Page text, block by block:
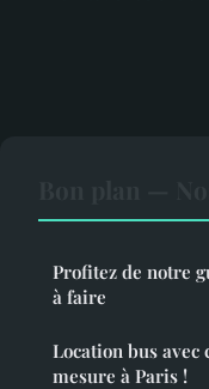
Profitez de notre
à faire
Location bus
mesure à Paris !